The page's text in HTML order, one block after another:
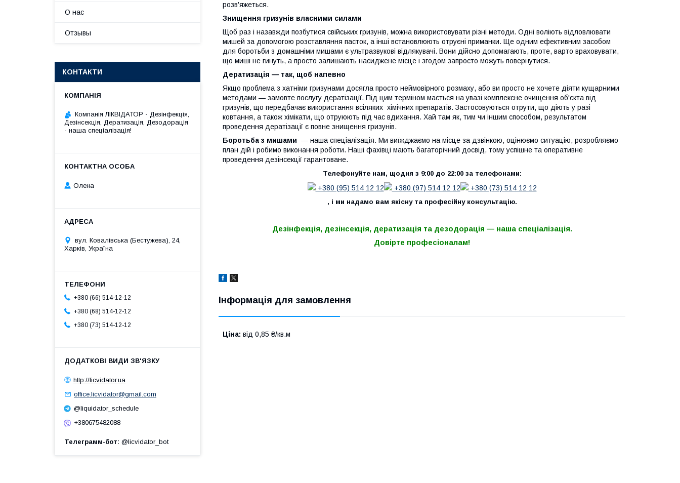
розв'яжеться.
Знищення гризунів власними силами
Щоб раз і назавжди позбутися свійських гризунів, можна використовувати різні методи. Одні воліють відловлювати
мишей за допомогою розставляння пасток, а інші встановлюють отруєні приманки. Ще одним ефективним засобом
для боротьби з домашніми мишами є ультразвукові відлякувачі. Вони дійсно допомагають, проте, варто враховувати,
що миші не гинуть, а просто залишають насиджене місце і згодом запросто можуть повернутися.
Дератизація — так, щоб напевно
Якщо проблема з хатніми гризунами досягла просто неймовірного розмаху, або ви просто не хочете діяти кущарними
методами — замовте послугу дератізації. Під цим терміном мається на увазі комплексне очищення об'єкта від
гризунів, що передбачає використання всіляких хімічних препаратів. Застосовуються отрути, що діють у разі
ковтання, а також хімікати, що отруюють під час вдихання. Хай там як, тим чи іншим способом, результатом
проведення дератізації є повне знищення гризунів.
Боротьба з мишами — наша спеціалізація. Ми виїжджаємо на місце за дзвінкою, оцінюємо ситуацію, розробляємо
план дій і робимо виконання роботи. Наші фахівці мають багаторічний досвід, тому успішне та оперативне
проведення дезінсекції гарантоване.
Телефонуйте нам, щодня з 9:00 до 22:00 за телефонами:
+380 (95) 514 12 12 +380 (97) 514 12 12 +380 (73) 514 12 12
, і ми надамо вам якісну та професійну консультацію.
Дезінфекція, дезінсекція, дератизація та дезодорація — наша спеціалізація.
Довірте професіоналам!
Інформація для замовлення
Ціна: від 0,85 ₴/кв.м
О нас
Отзывы
КОНТАКТИ
Компанія ЛІКВІДАТОР - Дезінфекція,
Дезінсекція, Дератизація, Дезодорація
- наша спеціалізація!
Олена
вул. Ковалівська (Бестужева), 24,
Харків, Україна
+380 (66) 514-12-12
+380 (68) 514-12-12
+380 (73) 514-12-12
http://licvidator.ua
office.licvidator@gmail.com
@liquidator_schedule
+380675482088
Телеграмм-бот @licvidator_bot